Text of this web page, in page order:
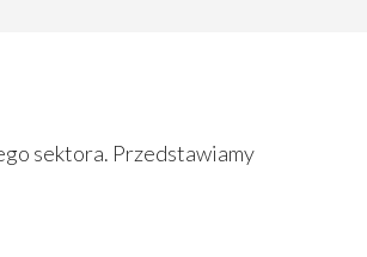
sektora. Przedstawiamy